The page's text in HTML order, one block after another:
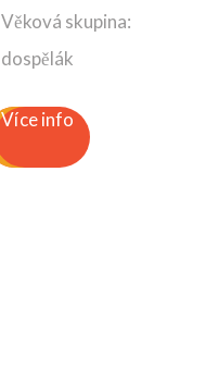
Věková skupina:
dospělák
Více info